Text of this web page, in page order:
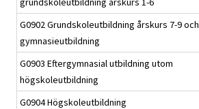
G0902 Grundskoleutbildning årskurs 7-9 och
gymnasieutbildning
G0903 Eftergymnasial utbildning utom
högskoleutbildning
G0904 Högskoleutbildning